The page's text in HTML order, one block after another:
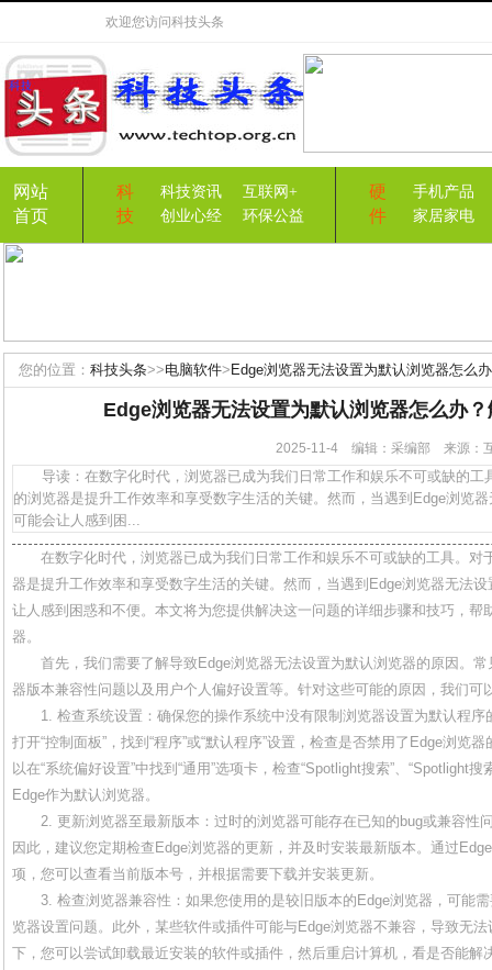
欢迎您访问科技头条
网站
首页
科
技
科技资讯
互联网+
创业心经
环保公益
硬
件
手机产品
家居家电
您的位置： 科技头条>>电脑软件> Edge浏览器无法设置为默认浏览器怎么
Edge浏览器无法设置为默认浏览器怎么办
2025-11-4 编辑：采编部 来源
导读：在数字化时代，浏览器已成为我们日常工作和娱乐不可或缺的工
的浏览器是提升工作效率和享受数字生活的关键。然而，当遇到Edge浏览
可能会让人感到困...
在数字化时代，浏览器已成为我们日常工作和娱乐不可或缺的工具。对
器是提升工作效率和享受数字生活的关键。然而，当遇到Edge浏览器无法
让人感到困惑和不便。本文将为您提供解决这一问题的详细步骤和技巧，帮
器。
首先，我们需要了解导致Edge浏览器无法设置为默认浏览器的原因。
器版本兼容性问题以及用户个人偏好设置等。针对这些可能的原因，我们可
1. 检查系统设置：确保您的操作系统中没有限制浏览器设置为默认程
打开“控制面板”，找到“程序”或“默认程序”设置，检查是否禁用了Edge浏览
以在“系统偏好设置”中找到“通用”选项卡，检查“Spotlight搜索”、“Spotlight
Edge作为默认浏览器。
2. 更新浏览器至最新版本：过时的浏览器可能存在已知的bug或兼容性
因此，建议您定期检查Edge浏览器的更新，并及时安装最新版本。通过Edge
项，您可以查看当前版本号，并根据需要下载并安装更新。
3. 检查浏览器兼容性：如果您使用的是较旧版本的Edge浏览器，可能
览器设置问题。此外，某些软件或插件可能与Edge浏览器不兼容，导致无
下，您可以尝试卸载最近安装的软件或插件，然后重启计算机，看是否能解